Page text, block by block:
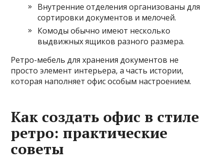
Внутренние отделения организованы для
сортировки документов и мелочей.
Комоды обычно имеют несколько
выдвижных ящиков разного размера.
Ретро-мебель для хранения документов не
просто элемент интерьера, а часть истории,
которая наполняет офис особым настроением.
Как создать офис в стиле
ретро: практические
советы